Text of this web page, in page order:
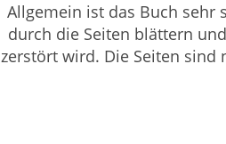
Allgemein ist das Buch sehr
durch die Seiten blättern
zerstört wird. Die Seiten sind